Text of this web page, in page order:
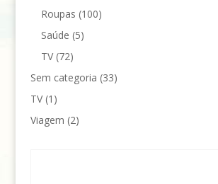
Roupas (100)
Saúde (5)
TV(72)
Sem categoria (33)
TV(1)
Viagem (2)